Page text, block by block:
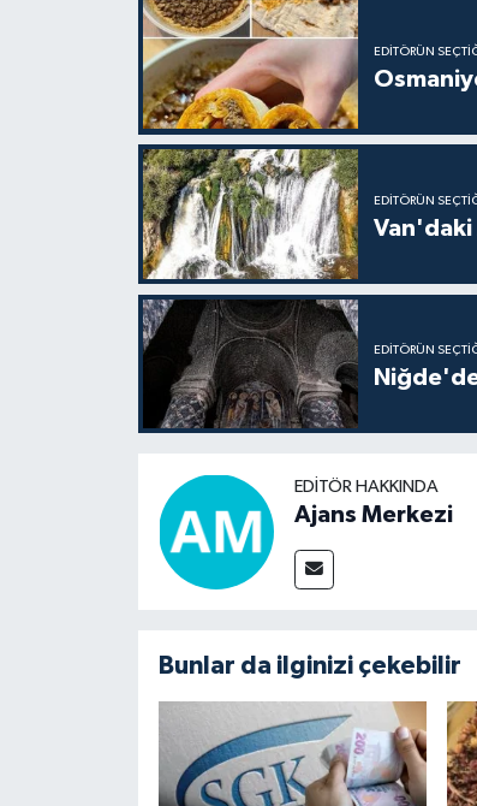
EDITÖRÜN
EDITÖRÜN
Van'daki
EDITÖRÜN
EDITÖR HAKKINDA
Ajans Merkezi
Bunlar da ilginizi çekebilir